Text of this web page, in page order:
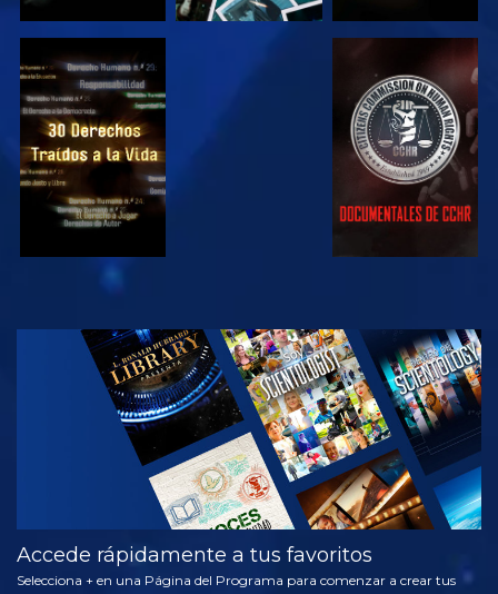
VE VE
VE
EXPLORA LAS
SERIES
Accede rápidamente a tus favoritos
Selecciona + en una Página del Programa para comenzar a crear tus